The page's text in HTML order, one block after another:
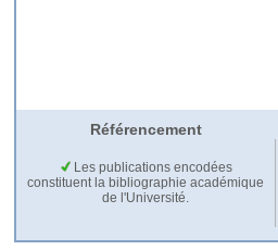
Référencement
Les publications encodées
constituent la bibliographie académique
de l'Université.